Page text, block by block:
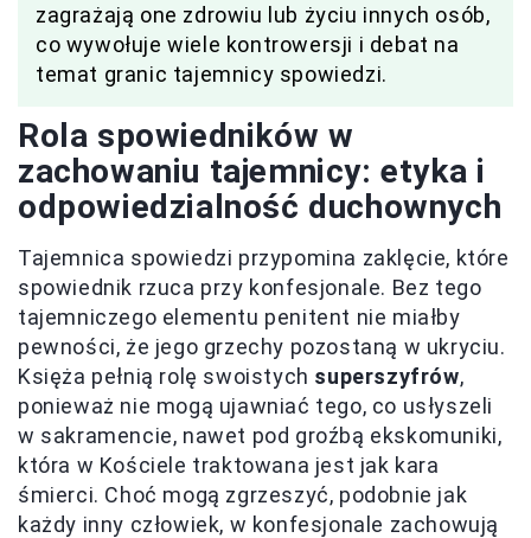
zagrażają one zdrowiu lub życiu innych osób,
co wywołuje wiele kontrowersji i debat na
temat granic tajemnicy spowiedzi.
Rola spowiedników w
zachowaniu tajemnicy: etyka i
odpowiedzialność duchownych
Tajemnica spowiedzi przypomina zaklęcie, które
spowiednik rzuca przy konfesjonale. Bez tego
tajemniczego elementu penitent nie miałby
pewności, że jego grzechy pozostaną w ukryciu.
Księża pełnią rolę swoistych superszyfrów,
ponieważ nie mogą ujawniać tego, co usłyszeli
w sakramencie, nawet pod groźbą ekskomuniki,
która w Kościele traktowana jest jak kara
śmierci. Choć mogą zgrzeszyć, podobnie jak
każdy inny człowiek, w konfesjonale zachowują